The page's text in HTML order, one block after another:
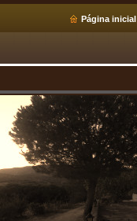
Página inicial